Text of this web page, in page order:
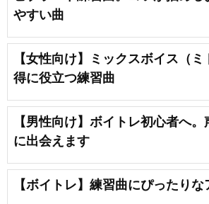
やすい曲
【女性向け】ミックスボイス（
得に役立つ練習曲
【男性向け】ボイトレ初心者へ
に出会えます
【ボイトレ】練習曲にぴったり